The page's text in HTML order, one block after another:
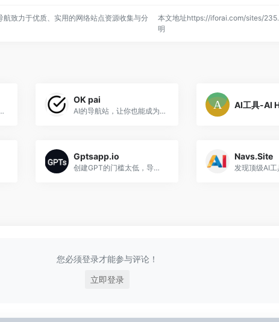
航致力于优质、实用的网络站点资源收集与分
本文地址https://iforai.com/sites/
明
generation and video editing. Search and filter the tools by categories, pricing and features.
OK pai
AI的导航站，让你也能成为Superhu
AI工具-AI
Gptsapp.io
创建GPT的门槛太低，导致用户很难找到好的GPT。因此，gptsapp.io整理了超过600,000+最佳GPT应用，并提供注册礼物。
Navs.Site
您必须登录才能参与评论！
立即登录